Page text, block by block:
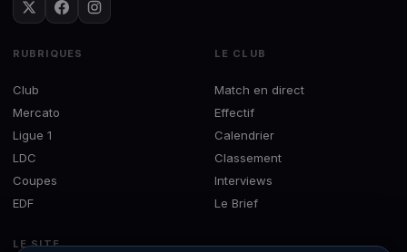
RUBRIQUES
Club
Mercato
Ligue 1
LDC
Coupes
EDF
LE CLUB
Match en direct
Effectif
Calendrier
Classement
Interviews
Le Brief
LE SITE